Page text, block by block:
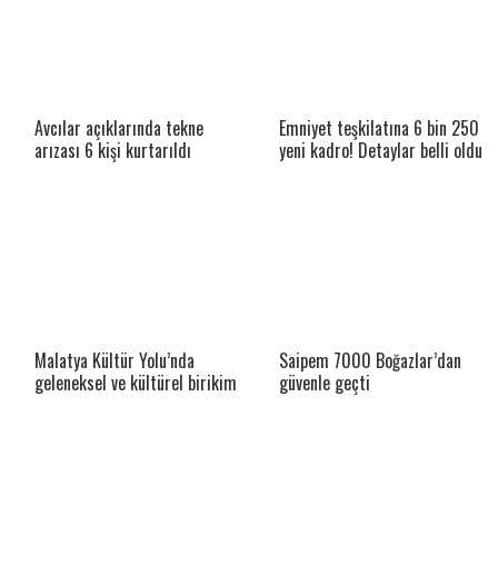
Avcılar açıklarında tekne
arızası 6 kişi kurtarıldı
Emniyet teşkilatına 6 bin 250
yeni kadro! Detaylar belli oldu
Malatya Kültür Yolu’nda
geleneksel ve kültürel birikim
Saipem 7000 Boğazlar’dan
güvenle geçti